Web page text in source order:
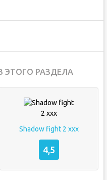
ЭТОГО РАЗДЕЛА
Shadow fight 2 xxx
4,5